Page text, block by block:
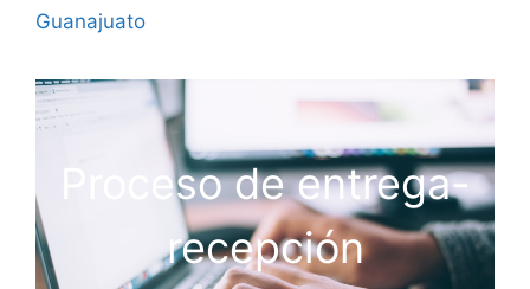
Guanajuato
Proceso de entrega-
recepción